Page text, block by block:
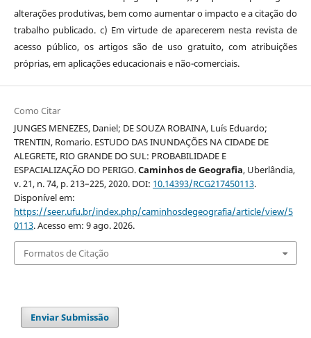
alterações produtivas, bem como aumentar o impacto e a citação do
trabalho publicado. c) Em virtude de aparecerem nesta revista de
acesso público, os artigos são de uso gratuito, com atribuições
próprias, em aplicações educacionais e não-comerciais.
Como Citar
JUNGES MENEZES, Daniel; DE SOUZA ROBAINA, Luís Eduardo;
TRENTIN, Romario. ESTUDO DAS INUNDAÇÕES NA CIDADE DE
ALEGRETE, RIO GRANDE DO SUL: PROBABILIDADE E
ESPACIALIZAÇÃO DO PERIGO.Caminhos de Geografia, Uberlândia,
v. 21, n. 74, p. 213–225, 2020. DOI: 10.14393/RCG217450113.
Disponível em:
https://seer.ufu.br/index.php/caminhosdegeografia/article/view/5
0113. Acesso em: 9 ago. 2026.
Formatos de Citação
Enviar Submissão